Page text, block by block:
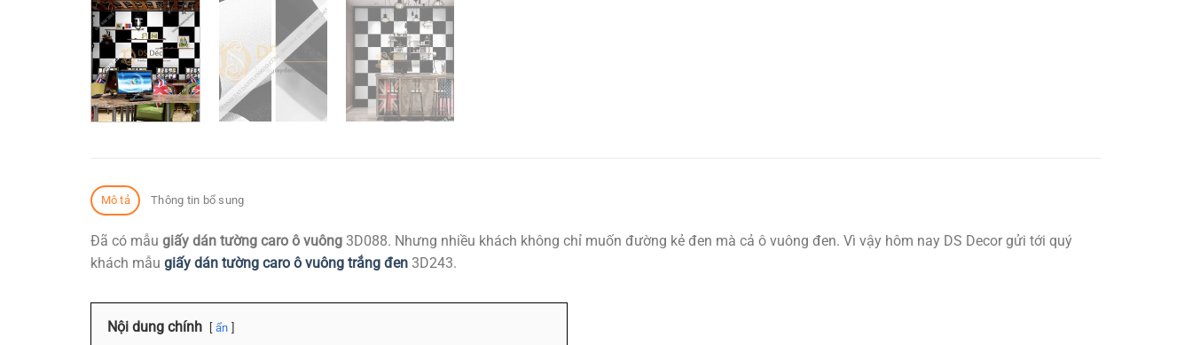
Mô tả Thông tin bổ sung
Đã có mẫu giấy dán tường caro ô vuông 3D088. Nhưng nhiều khách không chỉ muốn đường kẻ đen mà cả ô vuông đen. Vì vậy hôm nay DS Decor gửi tới quý
khách mẫu giấy dán tường caro ô vuông trắng đen 3D243.
Nội dung chính ẩn